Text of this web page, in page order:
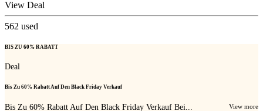
View Deal
562 used
BIS ZU 60% RABATT
Deal
Bis Zu 60% Rabatt Auf Den Black Friday Verkauf
Bis Zu 60% Rabatt Auf Den Black Friday Verkauf Bei... View more